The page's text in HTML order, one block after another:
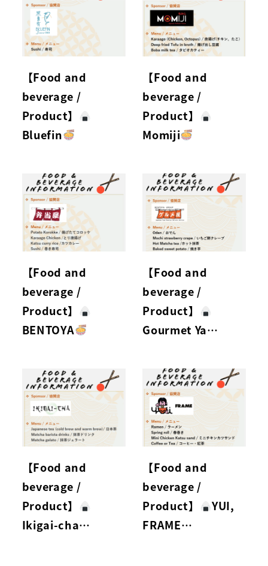
【Food and
beverage /
Product】
Bluefin
【Food and
beverage /
Product】
Momiji
【Food and
beverage /
Product】
BENTOYA
【Food and
beverage /
Product】
Gourmet Ya…
【Food and
beverage /
Product】
Ikigai-cha…
【Food and
beverage /
Product】
YUI,
FRAME…